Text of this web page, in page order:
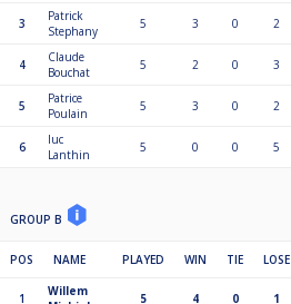
3
Patrick
Stephany
5 3 0 2
4
Claude
Bouchat
5 2 0 3
5
Patrice
Poulain
5 3 0 2
6
luc
Lanthin
5 0 0 5
GROUP B
POS NAME PLAYED WIN TIE LOSE
1
Willem
5 4 0 1